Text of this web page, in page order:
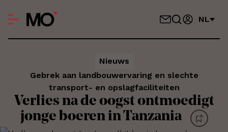
NL
Nieuws
Gebrek aan landbouwervaring en slechte
transport- en opslagfaciliteiten
Verlies na de oogst ontmoedigt
jonge boeren in Tanzania